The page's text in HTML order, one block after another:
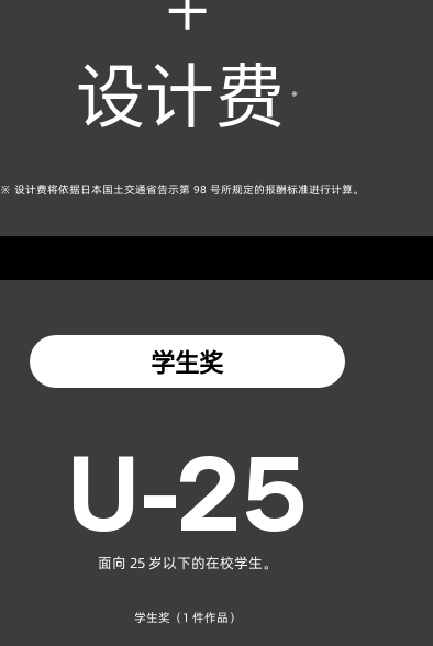
设计费 ※
※ 设计费将依据日本国土交通省告示第 98 号所规定的报酬标准进行计算。
学生奖
U-25
面向 25 岁以下的在校学生。
学生奖（1 件作品）